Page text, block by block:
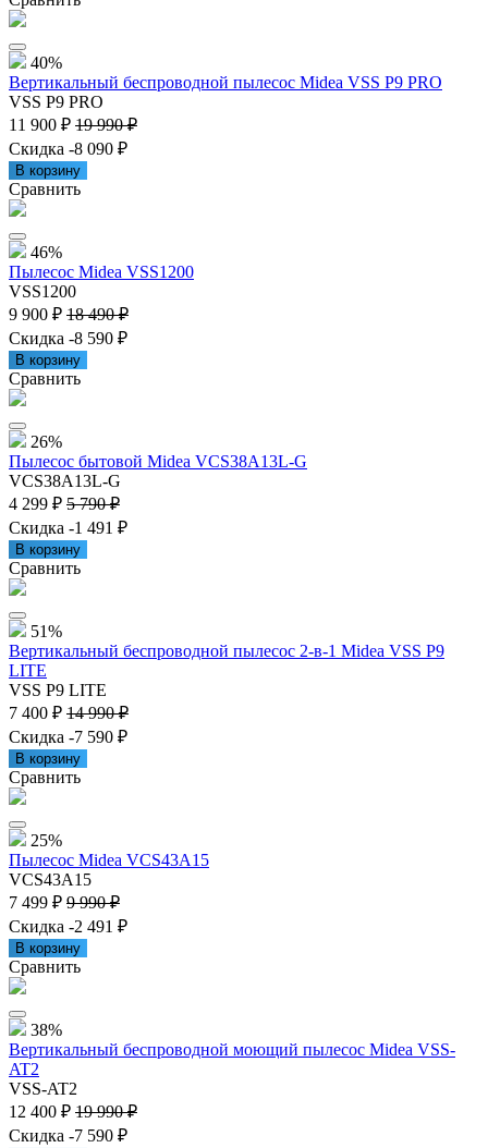
40%
Вертикальный беспроводной пылесос Midea VSS P9 PRO
VSS P9 PRO
11 900 ₽ 19 990 ₽
Скидка -8 090 ₽
В корзину
Сравнить
46%
Пылесос Midea VSS1200
VSS1200
9 900 ₽ 18 490 ₽
Скидка -8 590 ₽
В корзину
Сравнить
26%
Пылесос бытовой Midea VCS38A13L-G
VCS38A13L-G
4 299 ₽ 5 790 ₽
Скидка -1 491 ₽
В корзину
Сравнить
51%
Вертикальный беспроводной пылесос 2-в-1 Midea VSS P9
LITE
VSS P9 LITE
7 400 ₽ 14 990 ₽
Скидка -7 590 ₽
В корзину
Сравнить
25%
Пылесос Midea VCS43A15
VCS43A15
7 499 ₽ 9 990 ₽
Скидка -2 491 ₽
В корзину
Сравнить
38%
Вертикальный беспроводной моющий пылесос Midea VSS-
AT2
VSS-AT2
12 400 ₽ 19 990 ₽
Скидка -7 590 ₽